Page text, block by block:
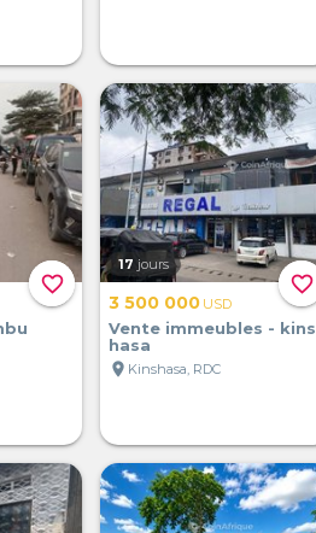
favorite_border favorite_border
17 jours
3 500 000 USD
Vente immeubles - kins
hasa
location_on Kinshasa, RDC